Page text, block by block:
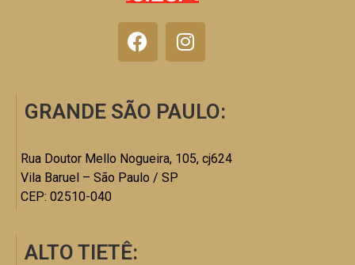
GRANDE SÃO PAULO:
Rua Doutor Mello Nogueira, 105, cj624
Vila Baruel – São Paulo / SP
CEP: 02510-040
ALTO TIETÊ: